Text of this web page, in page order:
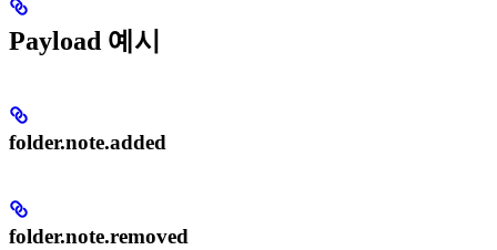
Payload 예시
folder.note.added
folder.note.removed